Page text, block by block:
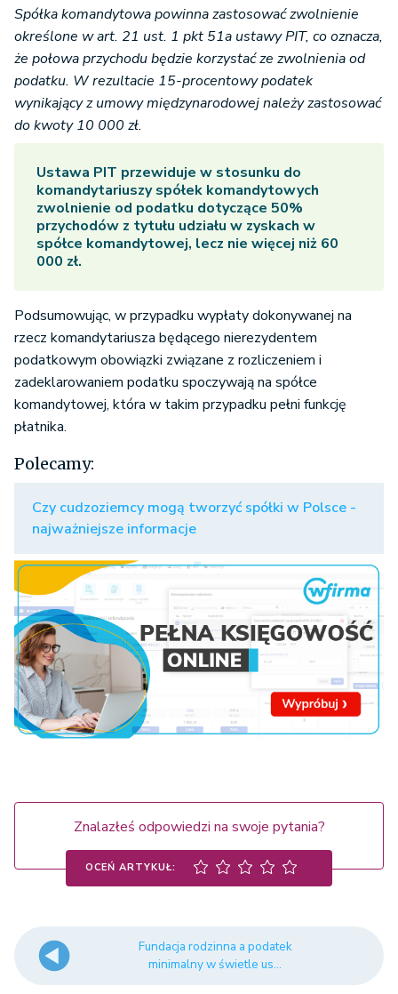
Spółka komandytowa powinna zastosować zwolnienie
określone w art. 21 ust. 1 pkt 51a ustawy PIT, co oznacza,
że połowa przychodu będzie korzystać ze zwolnienia od
podatku. W rezultacie 15-procentowy podatek
wynikający z umowy międzynarodowej należy zastosować
do kwoty 10 000 zł.
Ustawa PIT przewiduje w stosunku do
komandytariuszy spółek komandytowych
zwolnienie od podatku dotyczące 50%
przychodów z tytułu udziału w zyskach w
spółce komandytowej, lecz nie więcej niż 60
000 zł.
Podsumowując, w przypadku wypłaty dokonywanej na
rzecz komandytariusza będącego nierezydentem
podatkowym obowiązki związane z rozliczeniem i
zadeklarowaniem podatku spoczywają na spółce
komandytowej, która w takim przypadku pełni funkcję
płatnika.
Polecamy:
Czy cudzoziemcy mogą tworzyć spółki w Polsce -
najważniejsze informacje
Znalazłeś odpowiedzi na swoje pytania?
OCEŃ ARTYKUŁ:
Fundacja rodzinna a podatek
minimalny w świetle us...